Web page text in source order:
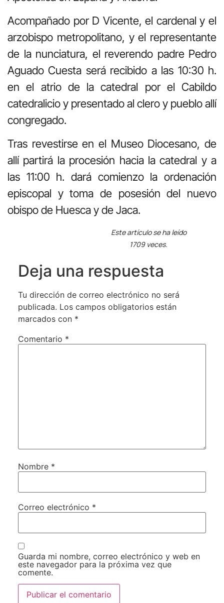
Acompañado por D Vicente, el cardenal y el
arzobispo metropolitano, y el representante
de la nunciatura, el reverendo padre Pedro
Aguado Cuesta será recibido a las 10:30 h.
en el atrio de la catedral por el Cabildo
catedralicio y presentado al clero y pueblo allí
congregado.
Tras revestirse en el Museo Diocesano, de
allí partirá la procesión hacia la catedral y a
las 11:00 h. dará comienzo la ordenación
episcopal y toma de posesión del nuevo
obispo de Huesca y de Jaca.
Este artículo se ha leído
1709 veces.
Deja una respuesta
Tu dirección de correo electrónico no será
publicada. Los campos obligatorios están
marcados con *
Comentario *
Nombre *
Correo electrónico *
Guarda mi nombre, correo electrónico y web en
este navegador para la próxima vez que
comente.